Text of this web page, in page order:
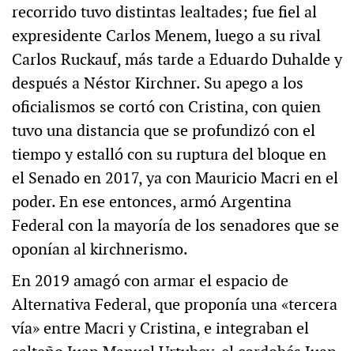
recorrido tuvo distintas lealtades; fue fiel al
expresidente Carlos Menem, luego a su rival
Carlos Ruckauf, más tarde a Eduardo Duhalde y
después a Néstor Kirchner. Su apego a los
oficialismos se cortó con Cristina, con quien
tuvo una distancia que se profundizó con el
tiempo y estalló con su ruptura del bloque en
el Senado en 2017, ya con Mauricio Macri en el
poder. En ese entonces, armó Argentina
Federal con la mayoría de los senadores que se
oponían al kirchnerismo.
En 2019 amagó con armar el espacio de
Alternativa Federal, que proponía una «tercera
vía» entre Macri y Cristina, e integraban el